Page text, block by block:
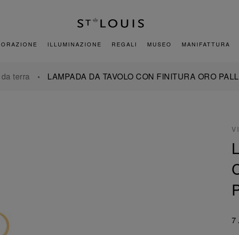
ILLUMINAZIONE REGALI MUSEO MANIFATTURA
terra LAMPADA DA TAVOLO CON FINITURA ORO